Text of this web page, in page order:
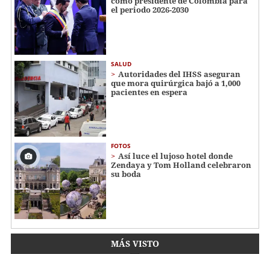
el periodo 2026-2030
SALUD
Autoridades del IHSS aseguran
que mora quirúrgica bajó a 1,000
pacientes en espera
FOTOS
Así luce el lujoso hotel donde
Zendaya y Tom Holland celebraron
su boda
MÁS VISTO